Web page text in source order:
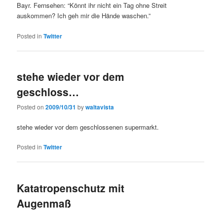
Bayr. Fernsehen: “Könnt ihr nicht ein Tag ohne Streit
auskommen? Ich geh mir die Hände waschen.”
Posted in Twitter
stehe wieder vor dem
geschloss…
Posted on2009/10/31 bywaltavista
stehe wieder vor dem geschlossenen supermarkt.
Posted in Twitter
Katatropenschutz mit
Augenmaß